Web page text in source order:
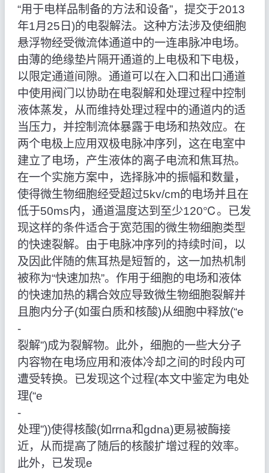
“用于电样品制备的方法和设备”，提交于2013
年1月25日)的电裂解法。这种方法涉及使细胞
悬浮物经受微流体通道中的一连串脉冲电场。
由薄的绝缘垫片隔开通道的上电极和下电极，
以限定通道间隙。通道可以在入口和出口通道
中使用阀门以协助在电裂解和处理过程中控制
液体蒸发，从而维持处理过程中的通道内的适
当压力，并控制流体暴露于电场和热效应。在
两个电极上应用双极电脉冲序列，这在电室中
建立了电场，产生液体的离子电流和焦耳热。
在一个实施方案中，选择脉冲的振幅和数量，
使得微生物细胞经受超过5kv/cm的电场并且在
低于50ms内，通道温度达到至少120℃。已发
现这样的条件适合于宽范围的微生物细胞类型
的快速裂解。由于电脉冲序列的持续时间，以
及因此伴随的焦耳热是短暂的，这一加热机制
被称为“快速加热”。作用于细胞的电场和液体
的快速加热的耦合效应导致微生物细胞裂解并
且胞内分子(如蛋白质和核酸)从细胞中释放(“e
‑
裂解”)成为裂解物。此外，细胞的一些大分子
内容物在电场应用和液体冷却之间的时段内可
遭受转换。已发现这个过程(本文中鉴定为电处
理(“e
‑
处理”))使得核酸(如rrna和gdna)更易被酶接
近，从而提高了随后的核酸扩增过程的效率。
此外，已发现e